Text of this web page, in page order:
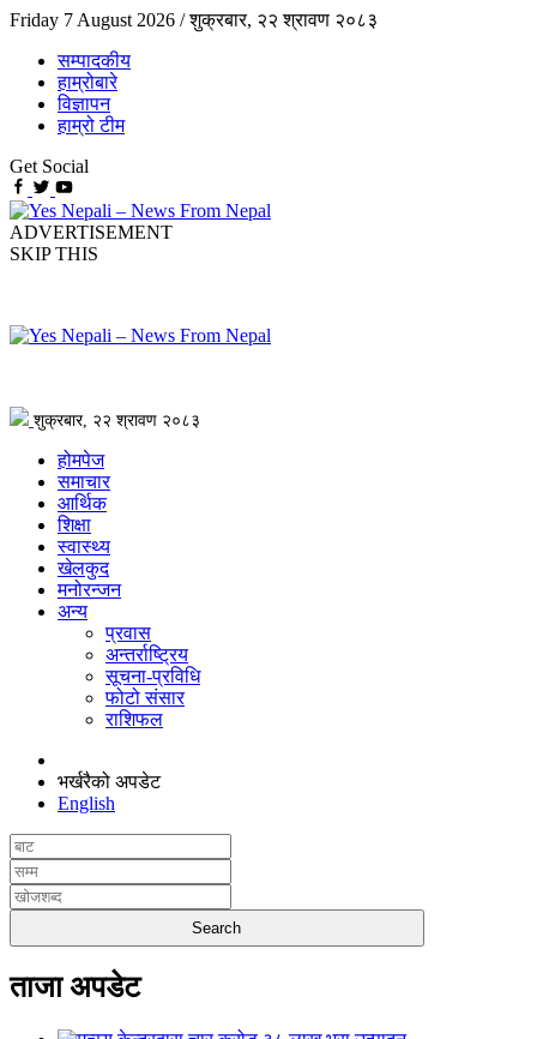
Friday 7 August 2026 /शुक्रबार, २२ श्रावण २०८३
सम्पादकीय
हाम्रोबारे
विज्ञापन
हाम्रो टीम
Get Social
ADVERTISEMENT
SKIP THIS
शुक्रबार, २२ श्रावण २०८३
होमपेज
समाचार
आर्थिक
शिक्षा
स्वास्थ्य
खेलकुद
मनोरन्जन
अन्य
प्रवास
अन्तर्राष्ट्रिय
सूचना-प्रविधि
फोटो संसार
राशिफल
भर्खरैको अपडेट
English
ताजा अपडेट